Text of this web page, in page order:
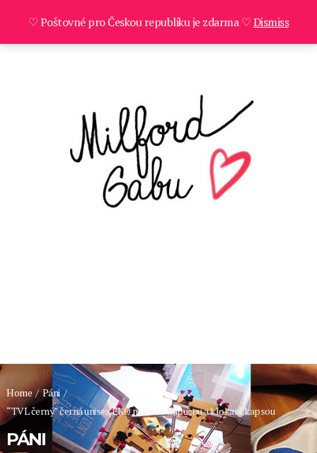
Home / Páni /
“TVL černý” černá unisex EKO mikina s kapucou a klokaní kapsou
PÁNI
♡ Poštovné pro Českou republiku je zdarma ♡Dismiss